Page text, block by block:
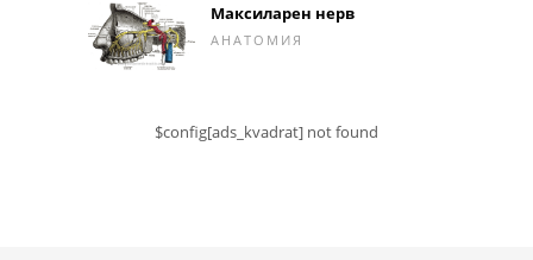
Максиларен нерв
АНАТОМИЯ
$config[ads_kvadrat] not found